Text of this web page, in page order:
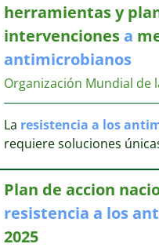
herramientas y
intervenciones a
antimicrobianos
Organización Mundial de
La resistencia a los
requiere soluciones
Plan de accion
resistencia a los
2025